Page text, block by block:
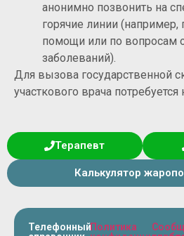
анонимно позвонить на
горячие линии (например,
помощи или по вопросам
заболеваний).
Для вызова государственной
участкового врача
Терапевт
Калькулятор
ТелефонныйПолитика